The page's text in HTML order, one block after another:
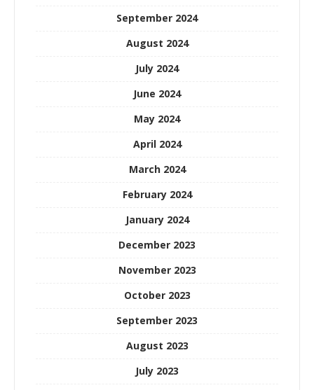
September 2024
August 2024
July 2024
June 2024
May 2024
April 2024
March 2024
February 2024
January 2024
December 2023
November 2023
October 2023
September 2023
August 2023
July 2023